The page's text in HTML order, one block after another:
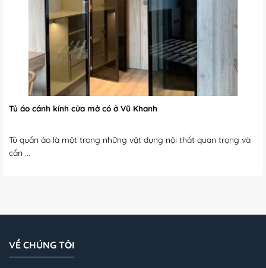
Tủ áo cánh kính cửa mở có ở Vũ Khanh
Tủ quần áo là một trong những vật dụng nội thất quan trọng và
cần ...
VỀ CHÚNG TÔI